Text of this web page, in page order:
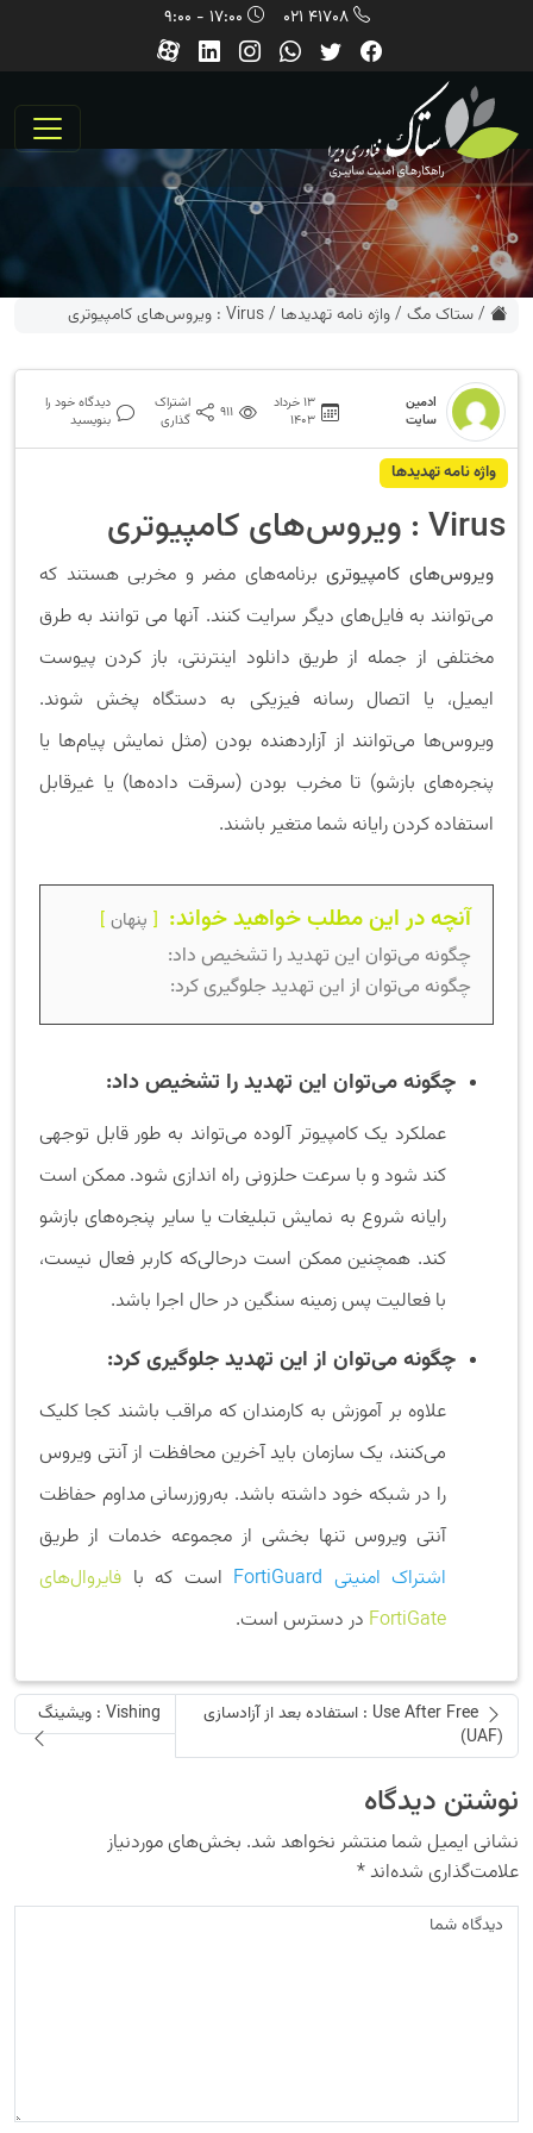
41708 021
/ستاک مگ /واژه نامه تهديدها /Virus : ویروس‌های کامپیوتری
ادمین
سایت
13 خرداد
1403
911
اشتراک
گذاری
دیدگاه خود را
بنویسید
واژه نامه تهديدها
Virus : ویروس‌های کامپیوتری
ویروس‌های کامپیوتریبرنامه‌های مضر و مخربی هستند که
می‌توانند به فایل‌های دیگر سرایت کنند. آنها می توانند به طرق
مختلفی از جمله از طریق دانلود اینترنتی، باز کردن پیوست
ایمیل، یا اتصال رسانه فیزیکی به دستگاه پخش شوند.
ویروس‌ها می‌توانند از آزاردهنده بودن (مثل نمایش پیام‌ها یا
پنجره‌های بازشو) تا مخرب بودن (سرقت داده‌ها) یا غیرقابل
استفاده کردن رایانه شما متغیر باشند.
آنچه در این مطلب خواهید خواند: پنهان
چگونه می‌توان این تهدید را تشخیص داد:
چگونه می‌توان از این تهدید جلوگیری کرد:
چگونه می‌توان این تهدید را تشخیص داد:
عملکرد یک کامپیوتر آلوده می‌تواند به طور قابل توجهی
کند شود و با سرعت حلزونی راه اندازی شود. ممکن است
رایانه شروع به نمایش تبلیغات یا سایر پنجره‌های بازشو
کند. همچنین ممکن است درحالی‌که کاربر فعال نیست،
با فعالیت پس زمینه سنگین در حال اجرا باشد.
چگونه می‌توان از این تهدید جلوگیری کرد:
علاوه بر آموزش به کارمندان که مراقب باشند کجا کلیک
می‌کنند، یک سازمان باید آخرین محافظت از آنتی ویروس
را در شبکه خود داشته باشد. به‌روزرسانی مداوم حفاظت
آنتی ویروس تنها بخشی از مجموعه خدمات از طریق
اشتراک امنیتی FortiGuard
است که با فایروال‌های
FortiGate در دسترس است.
Use After Free : استفاده بعد از آزادسازی
(UAF)
Vishing : ویشینگ
نوشتن دیدگاه
نشانی ایمیل شما منتشر نخواهد شد. بخش‌های موردنیاز
علامت‌گذاری شده‌اند*